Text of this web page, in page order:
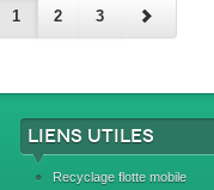
1 2 3
Liens utiles
Recyclage flotte mobile